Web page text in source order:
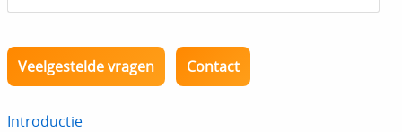
Veelgestelde vragen Contact
Introductie